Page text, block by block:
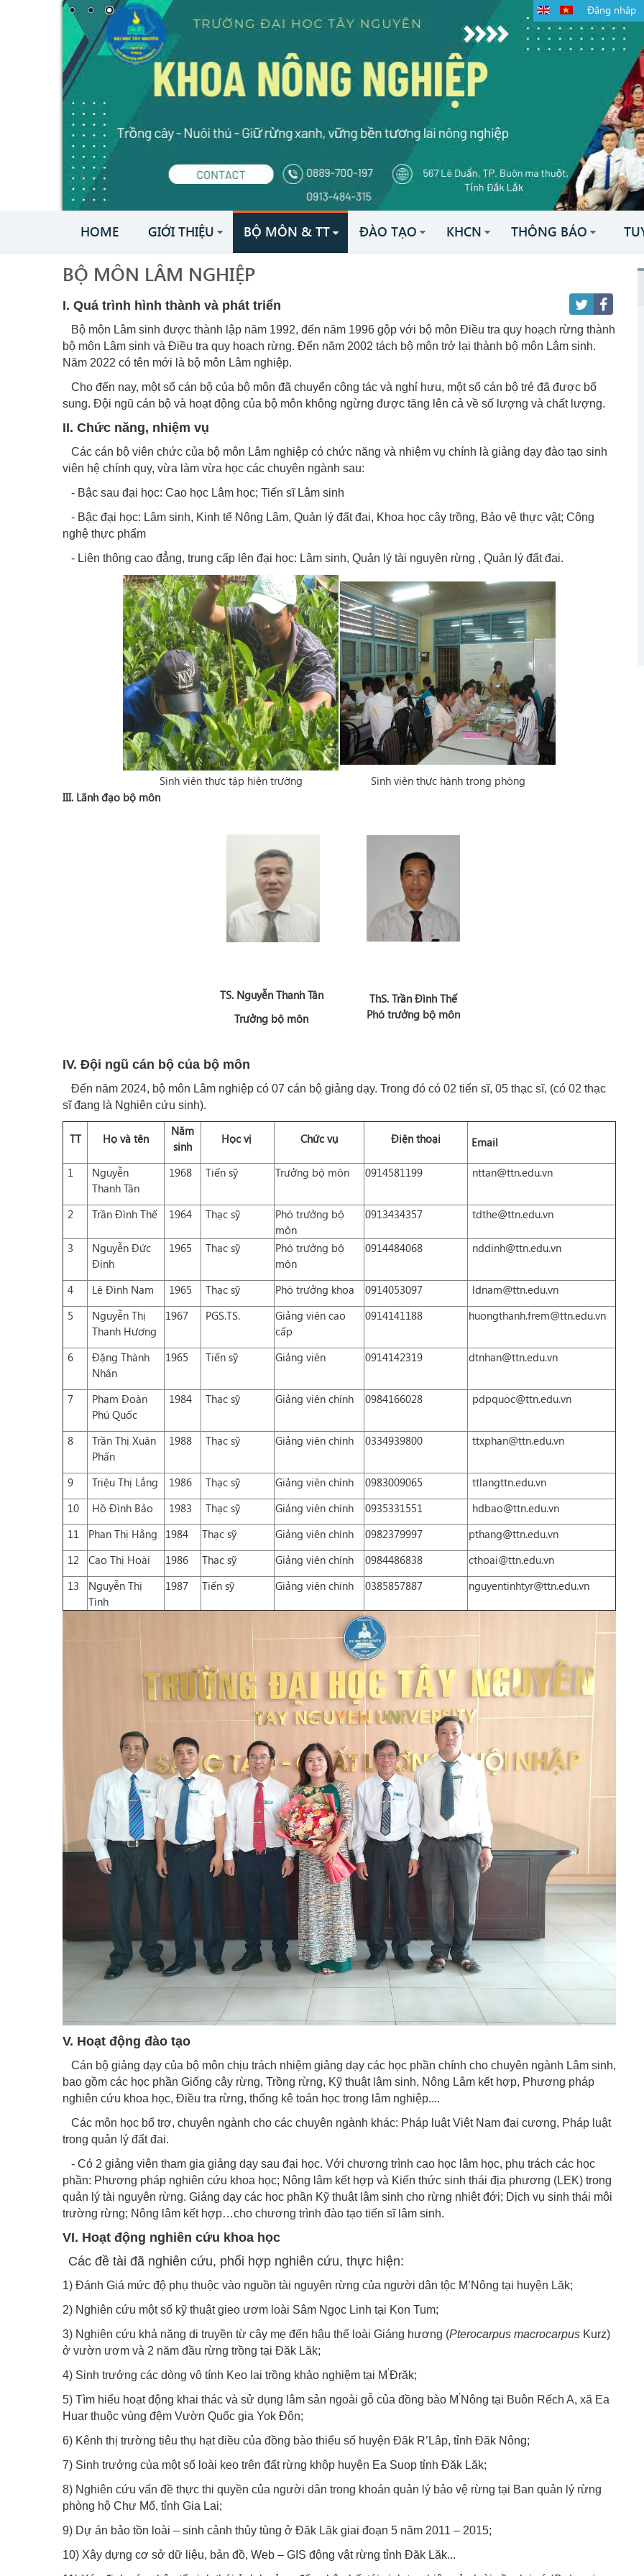
Đăng nhập
HOME GIỚI THIỆU BỘ MÔN & TT ĐÀO TẠO KHCN THÔNG BÁO
BỘ MÔN LÂM NGHIỆP
I. Quá trình hình thành và phát triển
Bộ môn Lâm sinh được thành lập năm 1992, đến năm 1996 gộp với bộ môn Điều tra quy hoạch rừng thành
bộ môn Lâm sinh và Điều tra quy hoạch rừng. Đến năm 2002 tách bộ môn trở lại thành bộ môn Lâm sinh.
Năm 2022 có tên mới là bộ môn Lâm nghiệp.
Cho đến nay, một số cán bộ của bộ môn đã chuyển công tác và nghỉ hưu, một số cán bộ trẻ đã được bổ
sung. Đội ngũ cán bộ và hoạt động của bộ môn không ngừng được tăng lên cả về số lượng và chất lượng.
II. Chức năng, nhiệm vụ
Các cán bộ viên chức của bộ môn Lâm nghiệp có chức năng và nhiệm vụ chính là giảng dạy đào tạo sinh
viên hệ chính quy, vừa làm vừa học các chuyên ngành sau:
- Bậc sau đại học: Cao học Lâm học; Tiến sĩ Lâm sinh
- Bậc đại học: Lâm sinh, Kinh tế Nông Lâm, Quản lý đất đai, Khoa học cây trồng, Bảo vệ thực vật; Công
nghệ thực phẩm
- Liên thông cao đẳng, trung cấp lên đại học: Lâm sinh, Quản lý tài nguyên rừng , Quản lý đất đai.
Sinh viên thực tập hiện trường
Sinh viên thực hành trong phòng
III. Lãnh đạo bộ môn
TS. Nguyễn Thanh Tân
Trưởng bộ môn
ThS. Trần Đình Thế
Phó trưởng bộ môn
IV. Đội ngũ cán bộ của bộ môn
Đến năm 2024, bộ môn Lâm nghiệp có 07 cán bộ giảng dạy. Trong đó có 02 tiến sĩ, 05 thạc sĩ, (có 02 thạc
sĩ đang là Nghiên cứu sinh).
TT Họ và tên
Năm
sinh
Học vị Chức vụ Điện thoại Email
1
Nguyễn
Thanh Tân
1968 Tiến sỹ Trưởng bộ môn 0914581199 nttan@ttn.edu.vn
2 Trần Đình Thế 1964 Thạc sỹ
Phó trưởng bộ
môn
0913434357 tdthe@ttn.edu.vn
3
Nguyễn Đức
Định
1965 Thạc sỹ
Phó trưởng bộ
môn
0914484068 nddinh@ttn.edu.vn
4 Lê Đình Nam 1965 Thạc sỹ Phó trưởng khoa 0914053097
ldnam@ttn.edu.vn
5
Nguyễn Thị
Thanh Hương
1967 PGS.TS.
Giảng viên cao
cấp
0914141188 huongthanh.frem@ttn.edu.vn
6
Đặng Thành
Nhân
1965 Tiến sỹ Giảng viên 0914142319 dtnhan@ttn.edu.vn
7
Phạm Đoàn
Phú Quốc
1984 Thạc sỹ Giảng viên chính 0984166028 pdpquoc@ttn.edu.vn
8
Trần Thị Xuân
Phấn
1988 Thạc sỹ Giảng viên chính 0334939800 ttxphan@ttn.edu.vn
9 Triệu Thị Lắng 1986 Thạc sỹ Giảng viên chính 0983009065
ttlangttn.edu.vn
10
Hồ Đình Bảo 1983 Thạc sỹ Giảng viên chính 0935331551
hdbao@ttn.edu.vn
11
Phan Thị Hằng 1984 Thạc sỹ Giảng viên chính 0982379997
pthang@ttn.edu.vn
12
Cao Thị Hoài 1986 Thạc sỹ Giảng viên chính 0984486838
cthoai@ttn.edu.vn
13
Nguyễn Thị
Tình
1987 Tiến sỹ Giảng viên chính 0385857887 nguyentinhtyr@ttn.edu.vn
V. Hoạt động đào tạo
Cán bộ giảng dạy của bộ môn chịu trách nhiệm giảng dạy các học phần chính cho chuyên ngành Lâm sinh,
bao gồm các học phần Giống cây rừng, Trồng rừng, Kỹ thuật lâm sinh, Nông Lâm kết hợp, Phương pháp
nghiên cứu khoa học, Điều tra rừng, thống kê toán học trong lâm nghiệp....
Các môn học bổ trợ, chuyên ngành cho các chuyên ngành khác: Pháp luật Việt Nam đại cương, Pháp luật
trong quản lý đất đai.
- Có 2 giảng viên tham gia giảng dạy sau đại học. Với chương trình cao học lâm học, phụ trách các học
phần: Phương pháp nghiên cứu khoa học; Nông lâm kết hợp và Kiến thức sinh thái địa phương (LEK) trong
quản lý tài nguyên rừng. Giảng dạy các học phần Kỹ thuật lâm sinh cho rừng nhiệt đới; Dịch vụ sinh thái môi
trường rừng; Nông lâm kết hợp…cho chương trình đào tạo tiến sĩ lâm sinh.
VI. Hoạt động nghiên cứu khoa học
Các đề tài đã nghiên cứu, phối hợp nghiên cứu, thực hiện:
1) Đánh Giá mức độ phụ thuộc vào nguồn tài nguyên rừng của người dân tộc M’Nông tại huyện Lăk;
2) Nghiên cứu một số kỹ thuật gieo ươm loài Sâm Ngọc Linh tại Kon Tum;
3) Nghiên cứu khả năng di truyền từ cây mẹ đến hậu thế loài Giáng hương (Pterocarpus macrocarpus Kurz)
ở vườn ươm và 2 năm đầu rừng trồng tại Đăk Lăk;
4) Sinh trưởng các dòng vô tính Keo lai trồng khảo nghiệm tại M’Đrăk;
5) Tìm hiểu hoạt động khai thác và sử dụng lâm sản ngoài gỗ của đồng bào M’ Nông tại Buôn Rếch A, xã Ea
Huar thuộc vùng đệm Vườn Quốc gia Yok Đôn;
6) Kênh thị trường tiêu thụ hạt điều của đồng bào thiểu số huyện Đăk R’Lâp, tỉnh Đăk Nông;
7) Sinh trưởng của một số loài keo trên đất rừng khộp huyện Ea Suop tỉnh Đăk Lăk;
8) Nghiên cứu vấn đề thực thi quyền của người dân trong khoán quản lý bảo vệ rừng tại Ban quản lý rừng
phòng hộ Chư Mố, tỉnh Gia Lai;
9) Dự án bảo tồn loài – sinh cảnh thủy tùng ở Đăk Lăk giai đoạn 5 năm 2011 – 2015;
10) Xây dựng cơ sở dữ liệu, bản đồ, Web – GIS động vật rừng tỉnh Đăk Lăk...